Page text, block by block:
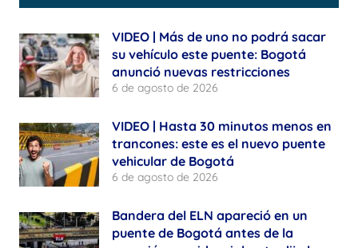
VIDEO | Más de uno no podrá sacar
su vehículo este puente: Bogotá
anunció nuevas restricciones
6 de agosto de 2026
VIDEO | Hasta 30 minutos menos en
trancones: este es el nuevo puente
vehicular de Bogotá
6 de agosto de 2026
Bandera del ELN apareció en un
puente de Bogotá antes de la